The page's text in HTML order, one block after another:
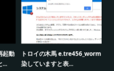
トロイの木馬 e.tre456_wormに感
染していますと表...